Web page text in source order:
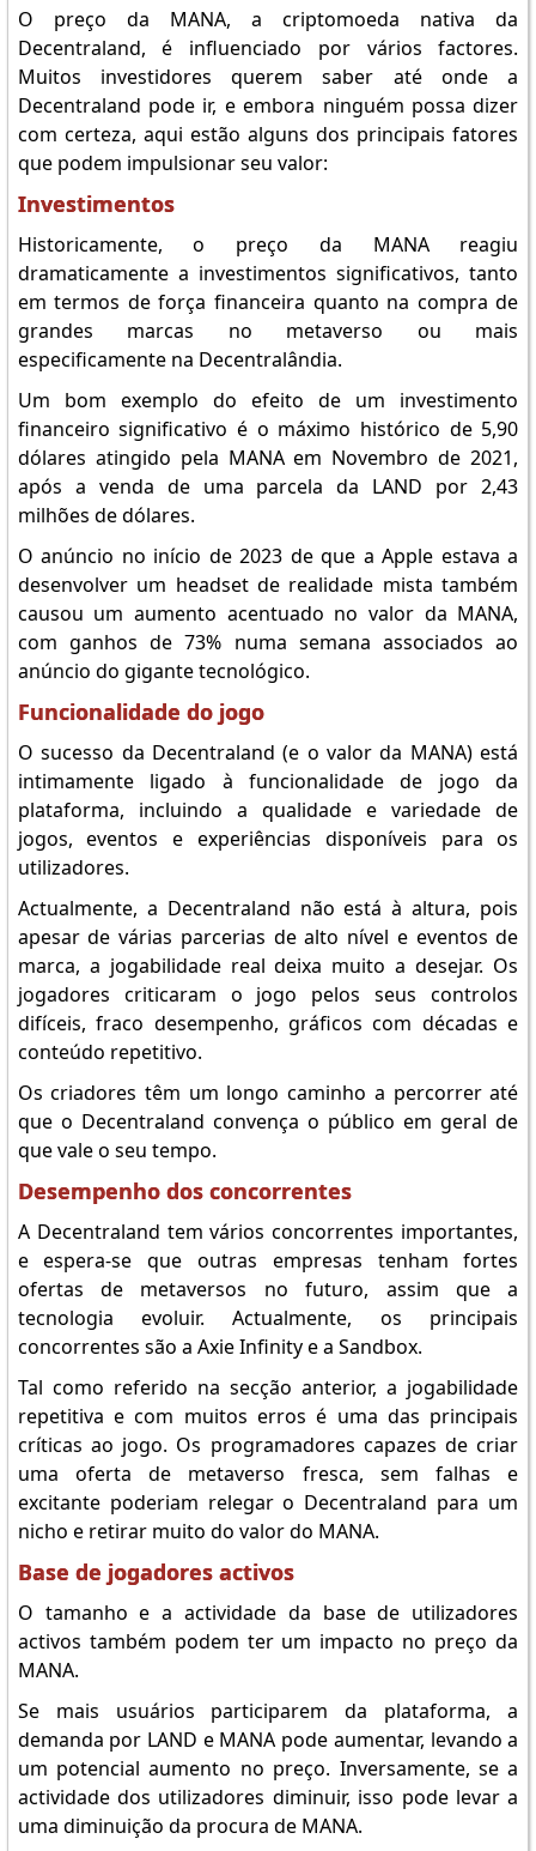
O preço da MANA, a criptomoeda nativa da
Decentraland, é influenciado por vários factores.
Muitos investidores querem saber até onde a
Decentraland pode ir, e embora ninguém possa dizer
com certeza, aqui estão alguns dos principais fatores
que podem impulsionar seu valor:
Investimentos
Historicamente, o preço da MANA reagiu
dramaticamente a investimentos significativos, tanto
em termos de força financeira quanto na compra de
grandes marcas no metaverso ou mais
especificamente na Decentralândia.
Um bom exemplo do efeito de um investimento
financeiro significativo é o máximo histórico de 5,90
dólares atingido pela MANA em Novembro de 2021,
após a venda de uma parcela da LAND por 2,43
milhões de dólares.
O anúncio no início de 2023 de que a Apple estava a
desenvolver um headset de realidade mista também
causou um aumento acentuado no valor da MANA,
com ganhos de 73% numa semana associados ao
anúncio do gigante tecnológico.
Funcionalidade do jogo
O sucesso da Decentraland (e o valor da MANA) está
intimamente ligado à funcionalidade de jogo da
plataforma, incluindo a qualidade e variedade de
jogos, eventos e experiências disponíveis para os
utilizadores.
Actualmente, a Decentraland não está à altura, pois
apesar de várias parcerias de alto nível e eventos de
marca, a jogabilidade real deixa muito a desejar. Os
jogadores criticaram o jogo pelos seus controlos
difíceis, fraco desempenho, gráficos com décadas e
conteúdo repetitivo.
Os criadores têm um longo caminho a percorrer até
que o Decentraland convença o público em geral de
que vale o seu tempo.
Desempenho dos concorrentes
A Decentraland tem vários concorrentes importantes,
e espera-se que outras empresas tenham fortes
ofertas de metaversos no futuro, assim que a
tecnologia evoluir. Actualmente, os principais
concorrentes são a Axie Infinity e a Sandbox.
Tal como referido na secção anterior, a jogabilidade
repetitiva e com muitos erros é uma das principais
críticas ao jogo. Os programadores capazes de criar
uma oferta de metaverso fresca, sem falhas e
excitante poderiam relegar o Decentraland para um
nicho e retirar muito do valor do MANA.
Base de jogadores activos
O tamanho e a actividade da base de utilizadores
activos também podem ter um impacto no preço da
MANA.
Se mais usuários participarem da plataforma, a
demanda por LAND e MANA pode aumentar, levando a
um potencial aumento no preço. Inversamente, se a
actividade dos utilizadores diminuir, isso pode levar a
uma diminuição da procura de MANA.